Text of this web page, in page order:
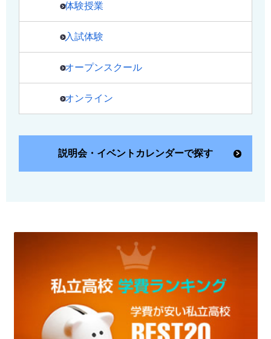
体験授業
入試体験
オープンスクール
オンライン
説明会・イベントカレンダーで探す